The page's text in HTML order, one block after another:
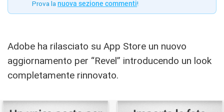
Prova la nuova sezione commenti!
Adobe ha rilasciato su App Store un nuovo
aggiornamento per “Revel” introducendo un look
completamente rinnovato.